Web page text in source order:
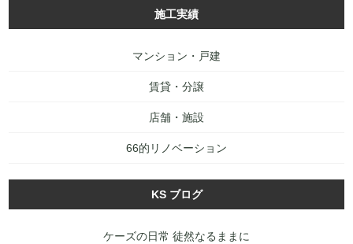
施工実績
マンション・戸建
賃貸・分譲
店舗・施設
66的リノベーション
KS ブログ
ケーズの日常 徒然なるままに